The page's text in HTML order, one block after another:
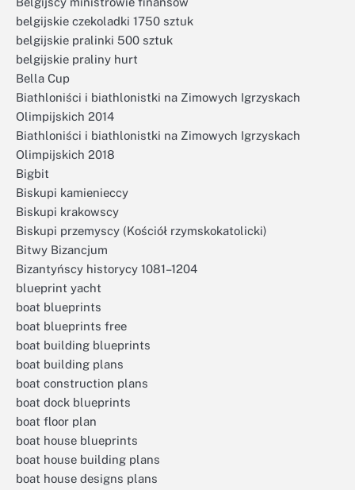
belgijskie czekoladki 1750 sztuk
belgijskie pralinki 500 sztuk
belgijskie praliny hurt
Bella Cup
Biathloniści i biathlonistki na Zimowych Igrzyskach
Olimpijskich 2014
Biathloniści i biathlonistki na Zimowych Igrzyskach
Olimpijskich 2018
Bigbit
Biskupi kamienieccy
Biskupi krakowscy
Biskupi przemyscy (Kościół rzymskokatolicki)
Bitwy Bizancjum
Bizantyńscy historycy 1081–1204
blueprint yacht
boat blueprints
boat blueprints free
boat building blueprints
boat building plans
boat construction plans
boat dock blueprints
boat floor plan
boat house blueprints
boat house building plans
boat house designs plans